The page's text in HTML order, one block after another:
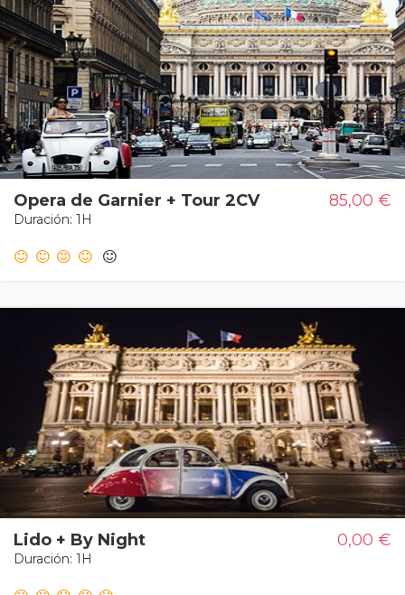
Opera de Garnier + Tour 2CV 85,00 €
Duración: 1H
Lido + By Night 0,00 €
Duración: 1H